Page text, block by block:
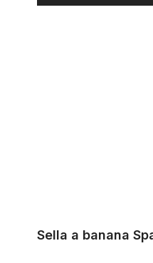
Sella a banana